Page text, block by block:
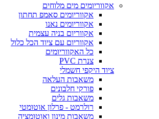
אקווריומים מים מלוחים
אקווריומים סאמפ תחתון
אקווריומים נאנו
אקווריום בניה עצמית
אקווריום עם ציוד הכל כלול
כל האקווריומים
צנרת PVC
ציוד היקפי חשמלי
משאבות העלאה
פורקי חלבונים
משאבות גלים
רולרמט - פרלון אוטומטי
משאבות מינון ואוטומציה